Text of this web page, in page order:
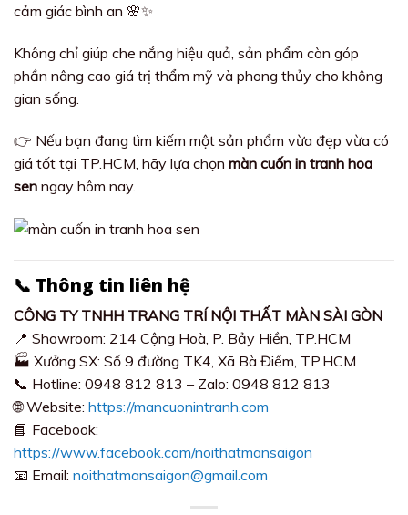
cảm giác bình an 🌸✨
Không chỉ giúp che nắng hiệu quả, sản phẩm còn góp
phần nâng cao giá trị thẩm mỹ và phong thủy cho không
gian sống.
👉 Nếu bạn đang tìm kiếm một sản phẩm vừa đẹp vừa có
giá tốt tại TP.HCM, hãy lựa chọn màn cuốn in tranh hoa
sen ngay hôm nay.
📞 Thông tin liên hệ
CÔNG TY TNHH TRANG TRÍ NỘI THẤT MÀN SÀI GÒN
📍 Showroom: 214 Cộng Hoà, P. Bảy Hiền, TP.HCM
🏭 Xưởng SX: Số 9 đường TK4, Xã Bà Điểm, TP.HCM
📞 Hotline: 0948 812 813 – Zalo: 0948 812 813
🌐 Website: https://mancuonintranh.com
📘 Facebook:
https://www.facebook.com/noithatmansaigon
📧 Email: noithatmansaigon@gmail.com